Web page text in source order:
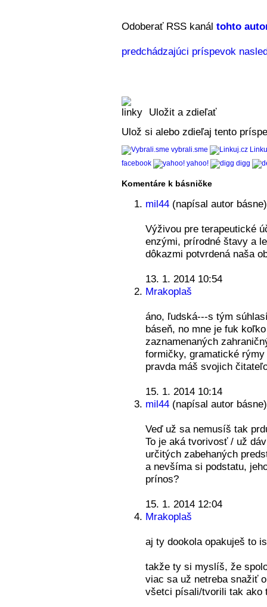
Odoberať RSS kanál tohto
predchádzajúci príspevok
Uložit a zdieľať
Ulož si alebo zdieľaj tento
vybrali.sme
facebook
yahoo! digg
Komentáre k básničke
mil44 (napísal autor básne)
Výživou pre terapeutické
enzými, prírodné štavy a
dôkazmi potvrdená naša
13. 1. 2014 10:54
Mrakoplaš
áno, ľudská---s tým
báseň, no mne je fuk
zaznamenaných
formičky, gramatické
pravda máš svojich
15. 1. 2014 10:14
mil44 (napísal autor básne)
Veď už sa nemusíš tak
To je aká tvorivosť / už
určitých zabehaných
a nevšíma si podstatu,
prínos?
15. 1. 2014 12:04
Mrakoplaš
aj ty dookola opakuješ to
takže ty si myslíš, že
viac sa už netreba snažiť
všetci písali/tvorili tak ako